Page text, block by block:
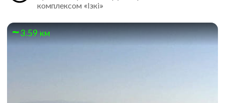
комплексом «Ізкі»
3.59 км